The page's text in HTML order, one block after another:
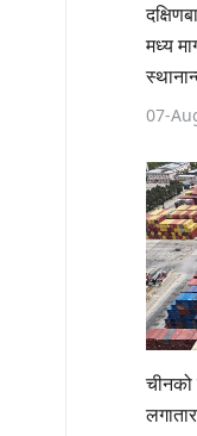
मध्य
07-
चीनको